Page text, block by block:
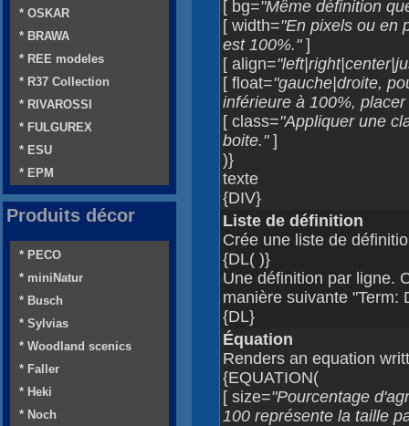
[ bg="Même définition
[ width="En pixels ou en
est 100%."]
[ align=
[ float="gauche|droite,
inférieure à 100%,
[ class="Appliquer une
boite."]
)}
texte
{DIV}
Liste de définition
Crée une liste de
{DL( )}
Une définition par ligne.
manière suivante "Term:
{DL}
Équation
Renders an equation
{EQUATION(
[ size="Pourcentage
100 représente la taille
* OSKAR
* BRAWA
* REE modeles
* R37 Collection
* RIVAROSSI
* FULGUREX
* ESU
* EPM
Produits décor
* PECO
* miniNatur
* Busch
* Sylvias
* Woodland scenics
* Faller
* Heki
* Noch